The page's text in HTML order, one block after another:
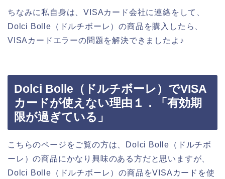
ちなみに私自身は、VISAカード会社に連絡をして、
Dolci Bolle（ドルチボーレ）の商品を購入したら、
VISAカードエラーの問題を解決できましたよ♪
Dolci Bolle（ドルチボーレ）でVISA
カードが使えない理由１．「有効期
限が過ぎている」
こちらのページをご覧の方は、Dolci Bolle（ドルチボ
ーレ）の商品にかなり興味のある方だと思いますが、
Dolci Bolle（ドルチボーレ）の商品をVISAカードを使